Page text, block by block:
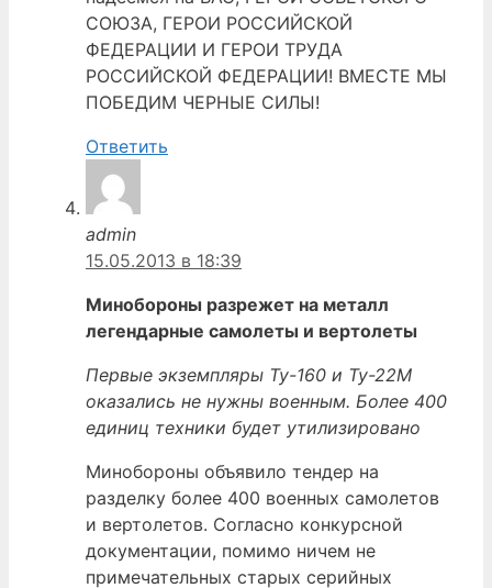
СОЮЗА, ГЕРОИ РОССИЙСКОЙ
ФЕДЕРАЦИИ И ГЕРОИ ТРУДА
РОССИЙСКОЙ ФЕДЕРАЦИИ! ВМЕСТЕ МЫ
ПОБЕДИМ ЧЕРНЫЕ СИЛЫ!
Ответить
admin
15.05.2013 в 18:39
Минобороны разрежет на металл
легендарные самолеты и вертолеты
Первые экземпляры Ту-160 и Ту-22М
оказались не нужны военным. Более 400
единиц техники будет утилизировано
Минобороны объявило тендер на
разделку более 400 военных самолетов
и вертолетов. Согласно конкурсной
документации, помимо ничем не
примечательных старых серийных